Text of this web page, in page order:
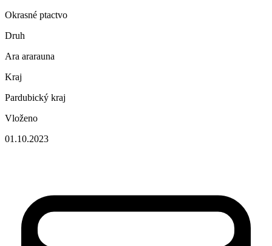
Okrasné ptactvo
Druh
Ara ararauna
Kraj
Pardubický kraj
Vloženo
01.10.2023